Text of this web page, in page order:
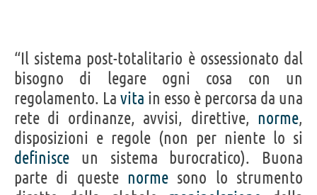
“Il sistema post-totalitario è ossessionato dal
bisogno di legare ogni cosa con un
regolamento. La vita in esso è percorsa da una
rete di ordinanze, avvisi, direttive, norme,
disposizioni e regole (non per niente lo si
definisce un sistema burocratico). Buona
parte di queste norme sono lo strumento